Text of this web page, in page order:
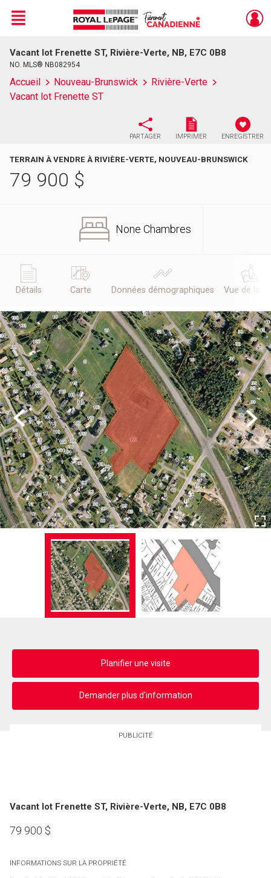
Live
En Direct
Menu
Vacant lot Frenette ST, Rivière-Verte, NB, E7C 0B8
NO. MLS® NB082954
Accueil Nouveau-Brunswick
Rivière-Verte
Vacant lot Frenette ST
PARTAGER IMPRIMER ENREGISTRER
TERRAIN À VENDRE À RIVIÈRE-VERTE, NOUVEAU-BRUNSWICK
79 900 $
None Chambres
Détails Carte Données démographiques Vue de la
Previous Next
Planifier une visite
Demander plus d'information
PUBLICITÉ
Vacant lot Frenette ST, Rivière-Verte, NB, E7C 0B8
79 900 $
INFORMATIONS SUR LA PROPRIÉTÉ